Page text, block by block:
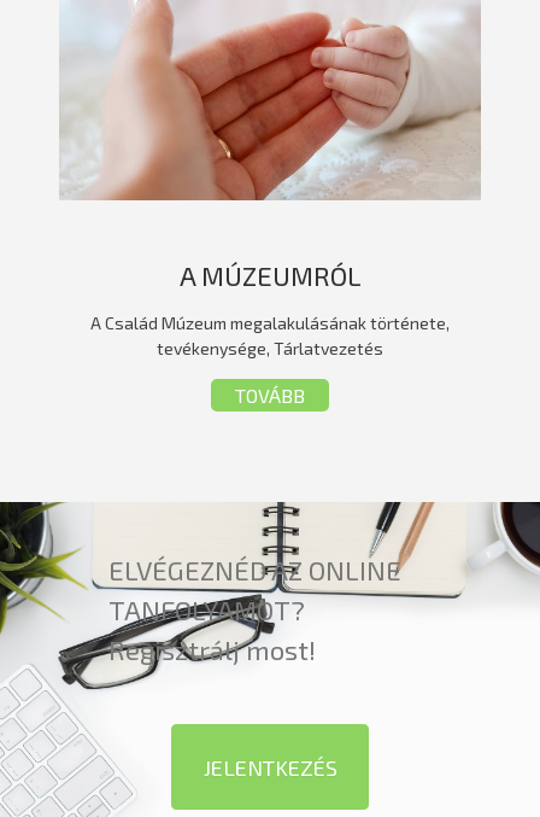
A MÚZEUMRÓL
A Család Múzeum megalakulásának története,
tevékenysége, Tárlatvezetés
TOVÁBB
ELVÉGEZNÉD AZ ONLINE
TANFOLYAMOT?
Regisztrálj most!
JELENTKEZÉS